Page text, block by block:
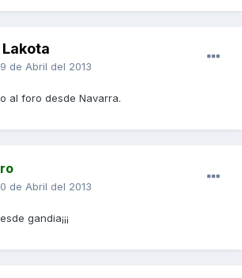
de Abril del 2013
al foro desde Navarra.
de Abril del 2013
gandia¡¡¡